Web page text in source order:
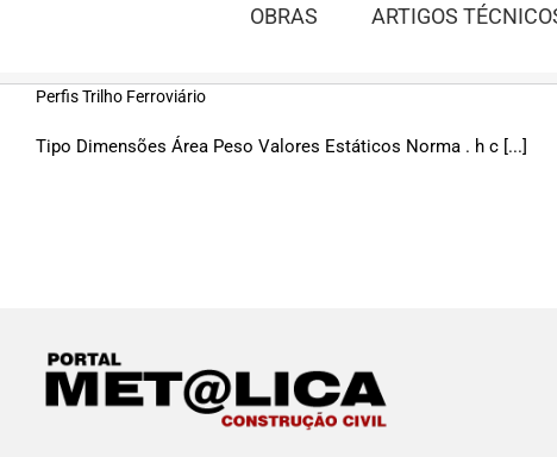
OBRAS ARTIGOS
Perfis Trilho Ferroviário
Tipo Dimensões Área Peso Valores Estáticos Norma . h c [...]